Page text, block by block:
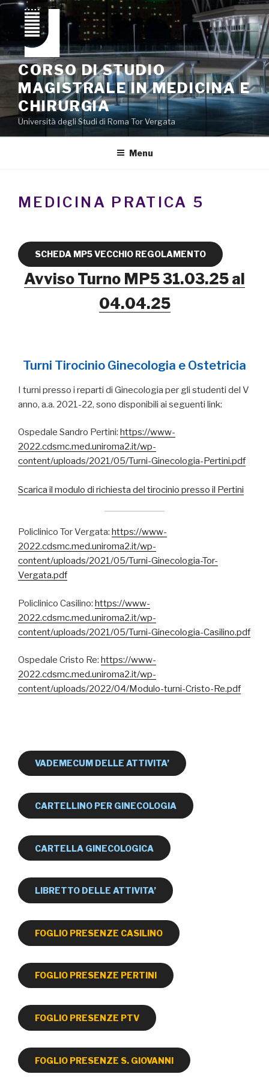
Salta
contenuto
CORSO DI STUDIO
MAGISTRALE IN MEDICINA E
CHIRURGIA
Università degli Studi di Roma Tor Vergata
Menu
MEDICINA PRATICA 5
SCHEDA MP5 VECCHIO REGOLAMENTO
Avviso Turno MP5 31.03.25 al
04.04.25
Turni Tirocinio Ginecologia e Ostetricia
I turni presso i reparti di Ginecologia per gli studenti del V
anno, a.a. 2021-22, sono disponibili ai seguenti link:
Ospedale Sandro Pertini: https://www-
2022.cdsmc.med.uniroma2.it/wp-
content/uploads/2021/05/Turni-Ginecologia-Pertini.pdf
Scarica il modulo di richiesta del tirocinio presso il Pertini
Policlinico Tor Vergata: https://www-
2022.cdsmc.med.uniroma2.it/wp-
content/uploads/2021/05/Turni-Ginecologia-Tor-
Vergata.pdf
Policlinico Casilino: https://www-
2022.cdsmc.med.uniroma2.it/wp-
content/uploads/2021/05/Turni-Ginecologia-Casilino.pdf
Ospedale Cristo Re: https://www-
2022.cdsmc.med.uniroma2.it/wp-
content/uploads/2022/04/Modulo-turni-Cristo-Re.pdf
VADEMECUM DELLE ATTIVITA’
CARTELLINO PER GINECOLOGIA
CARTELLA GINECOLOGICA
LIBRETTO DELLE ATTIVITA’
FOGLIO PRESENZE CASILINO
FOGLIO PRESENZE PERTINI
FOGLIO PRESENZE PTV
FOGLIO PRESENZE S. GIOVANNI